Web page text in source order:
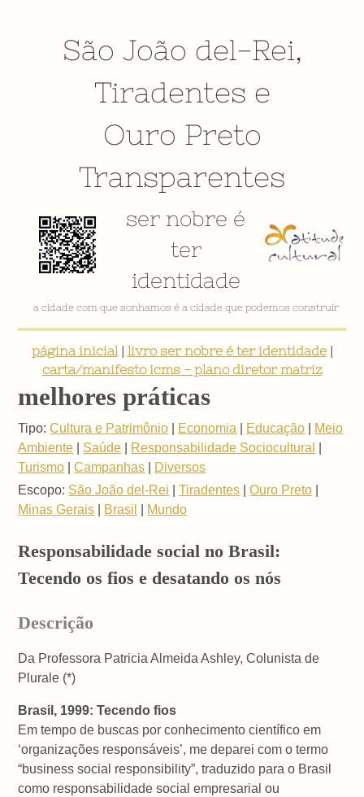
São João del-Rei,
Tiradentes e
Ouro Preto
Transparentes
ser nobre é
ter
identidade
VÍDEO INSTITUCIONAL
página inicial| livro ser nobre é ter identidade|
carta/manifesto icms - plano diretor matriz
melhores práticas
Tipo: Cultura e Patrimônio Economia Educação
Meio
Ambiente
Saúde Responsabilidade Sociocultural
Turismo |Campanhas
Diversos
Escopo: São João del-Rei |Tiradentes |Ouro Preto
Minas Gerais
Brasil Mundo
Responsabilidade social no Brasil:
Tecendo os fios e desatando os nós
Descrição
Da Professora Patricia Almeida Ashley, Colunista de
Plurale (*)
Brasil, 1999: Tecendo fios
Em tempo de buscas por conhecimento científico em
‘organizações responsáveis’, me deparei com o termo
“business social responsibility”, traduzido para o Brasil
como responsabilidade social empresarial ou